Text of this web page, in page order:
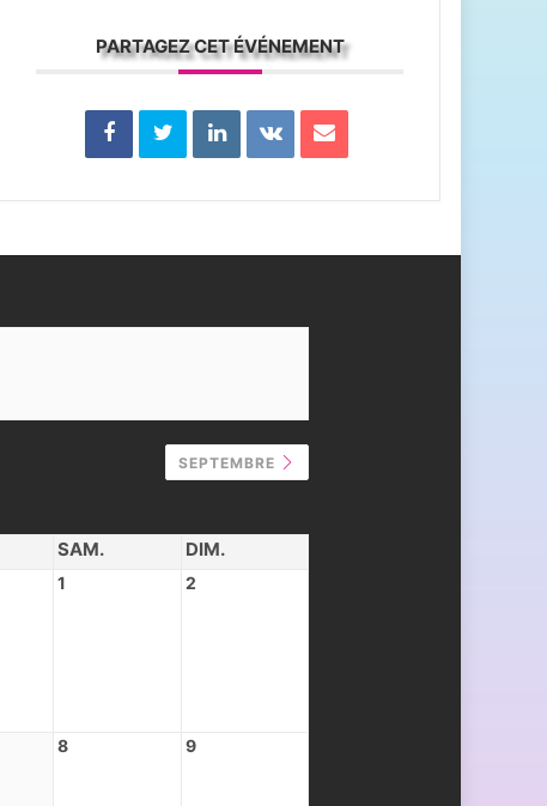
PARTAGEZ CET ÉVÉNEMENT
SEPTEMBRE
SAM. DIM.
1 2
8 9